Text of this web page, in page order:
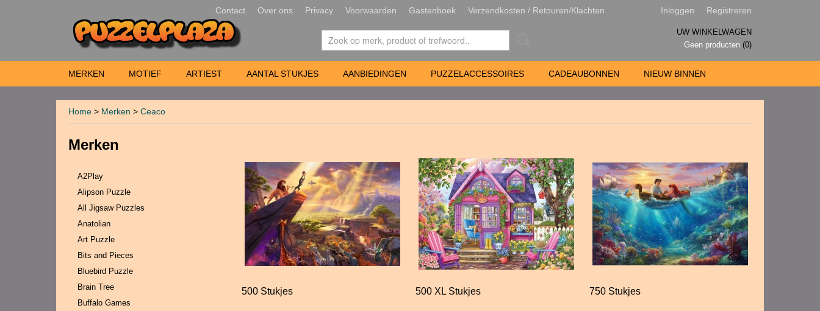
Contact Over ons Privacy Voorwaarden Gastenboek Verzendkosten / Retouren/Klachten Inloggen Registreren
UW WINKELWAGEN
Geen producten (0)
MERKEN MOTIEF ARTIEST AANTAL STUKJES AANBIEDINGEN PUZZELACCESSOIRES CADEAUBONNEN NIEUW BINNEN
Home > Merken > Ceaco
Merken
A2Play
Alipson Puzzle
All Jigsaw Puzzles
Anatolian
Art Puzzle
Bits and Pieces
Bluebird Puzzle
Brain Tree
Buffalo Games
500 Stukjes 500 XL Stukjes 750 Stukjes